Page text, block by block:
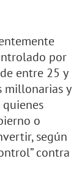
por
entre 25 y
millonarias y
o
según
contra